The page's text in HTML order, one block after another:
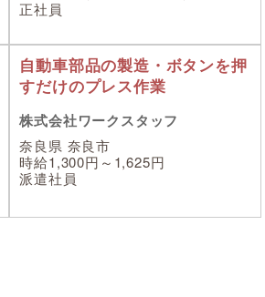
正社員
自動車部品の製造・ボタンを押
すだけのプレス作業
株式会社ワークスタッフ
奈良県 奈良市
時給1,300円～1,625円
派遣社員